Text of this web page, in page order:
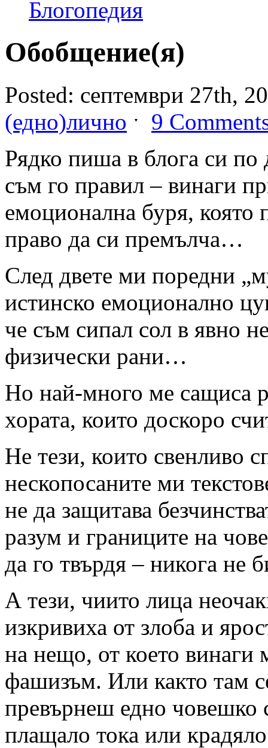
Обобщение(я)
Posted: септември 27th,
(едно)лично ˑ 9
Рядко пиша в блога си по
съм го правил – винаги
емоционална буря, която
право да си премълча…
След двете ми поредни
истинско емоционално
че съм сипал сол в явно
физически рани…
Но най-много ме сащиса
хората, които доскоро
Не тези, които свенливо
нескопосаните ми
не да защитава
разум и границите на
да го твърдя – никога не
А тези, чиито лица
изкривиха от злоба и
на нещо, от което
фашизъм. Или както там
превърнеш едно човешко
плащало тока или